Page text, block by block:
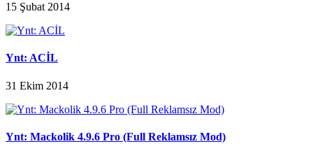
15 Şubat 2014
Ynt: ACİL
31 Ekim 2014
Ynt: Mackolik 4.9.6 Pro (Full Reklamsız Mod)